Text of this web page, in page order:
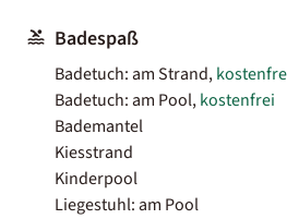
Badespaß
Badetuch: am Strand,
Badetuch: am Pool,kostenfrei
Bademantel
Kiesstrand
Kinderpool
Liegestuhl: am Pool